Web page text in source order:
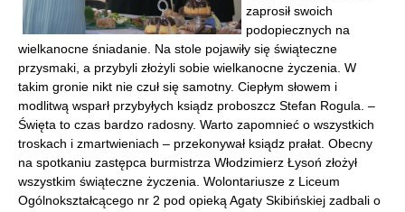
zaprosił swoich
podopiecznych na
wielkanocne śniadanie. Na stole pojawiły się świąteczne
przysmaki, a przybyli złożyli sobie wielkanocne życzenia. W
takim gronie nikt nie czuł się samotny. Ciepłym słowem i
modlitwą wsparł przybyłych ksiądz proboszcz Stefan Rogula. –
Święta to czas bardzo radosny. Warto zapomnieć o wszystkich
troskach i zmartwieniach – przekonywał ksiądz prałat. Obecny
na spotkaniu zastępca burmistrza Włodzimierz Łysoń złożył
wszystkim świąteczne życzenia. Wolontariusze z Liceum
Ogólnokształcącego nr 2 pod opieką Agaty Skibińskiej zadbali o